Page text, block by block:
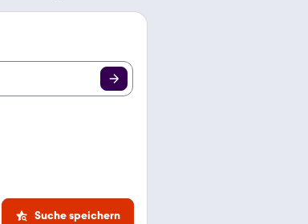
Suche speichern